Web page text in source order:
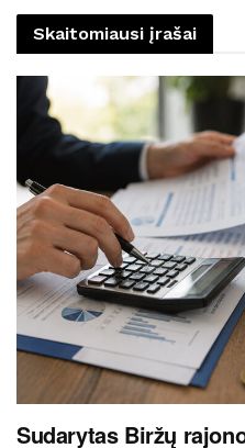
Skaitomiausi įrašai
Sudarytas Biržų